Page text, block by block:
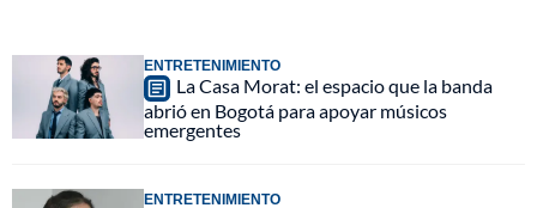
ENTRETENIMIENTO
La Casa Morat: el espacio que la banda
abrió en Bogotá para apoyar músicos
emergentes
ENTRETENIMIENTO